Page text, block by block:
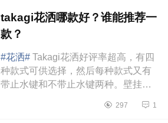
takagi花洒哪款好？谁能推荐一
款？
#花洒# Takagi花洒好评率超高，有四
种款式可供选择，然后每种款式又有
带止水键和不带止水键两种。壁挂式
的话就选手持式，喜欢固定在墙壁...
297 1